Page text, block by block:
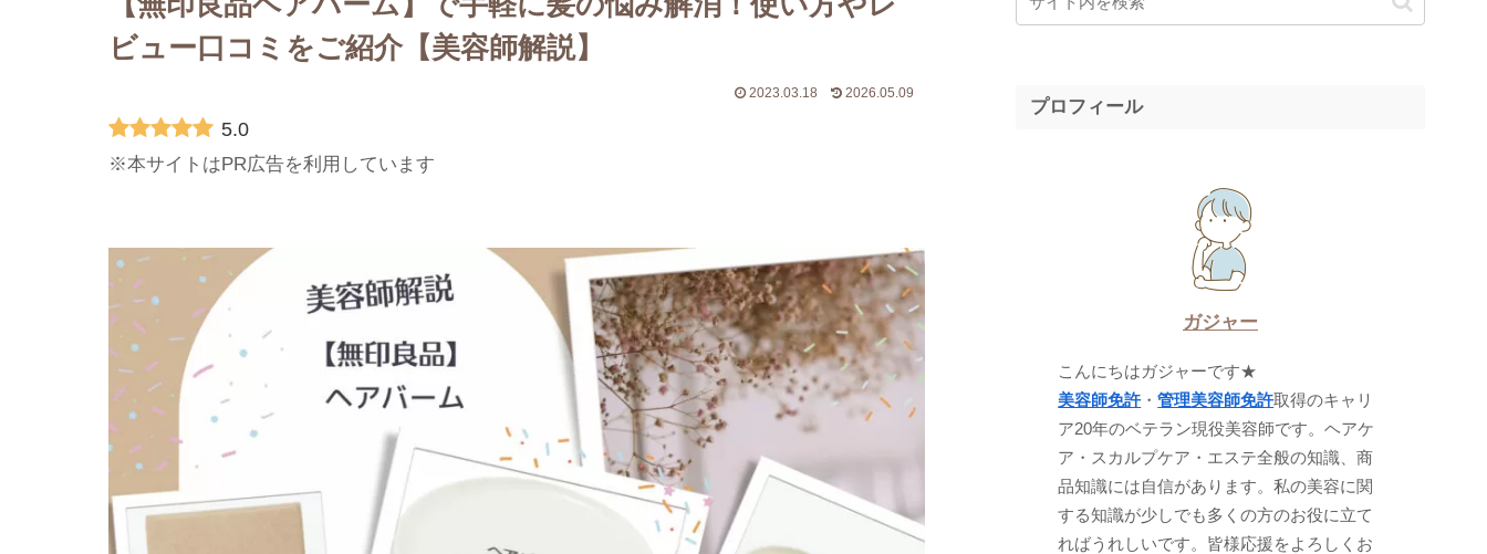
ビュー口コミをご紹介【美容師解説】
2023.03.18 2026.05.09
5.0
※本サイトはPR広告を利用しています
プロフィール
ガジャー
こんにちはガジャーです★
美容師免許・管理美容師免許取得のキャリ
ア20年のベテラン現役美容師です。ヘアケ
ア・スカルプケア・エステ全般の知識、商
品知識には自信があります。私の美容に関
する知識が少しでも多くの方のお役に立て
ればうれしいです。皆様応援をよろしくお